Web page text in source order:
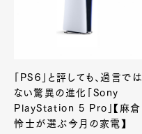
「PS６」と評しても、過言では
ない驚異の進化「Sony
PlayStation 5 Pro」【麻倉
怜士が選ぶ今月の家電】